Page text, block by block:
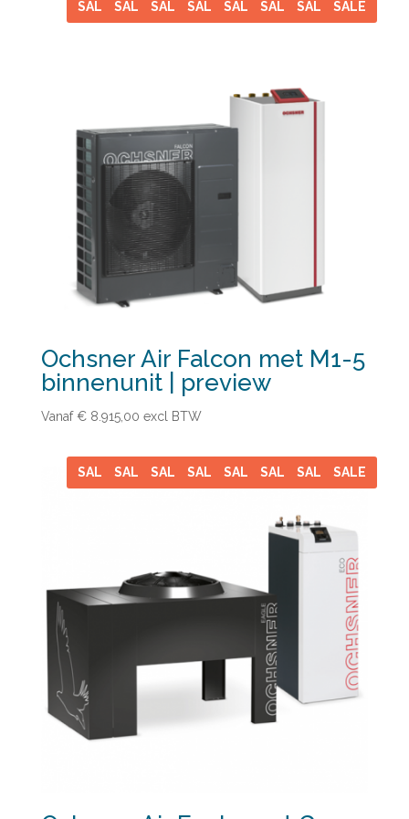
SALE SALE SALE SALE SALE SALE SALE SALE
Ochsner Air Falcon met M1-5
binnenunit | preview
Vanaf € 8.915,00 excl BTW
SALE SALE SALE SALE SALE SALE SALE SALE